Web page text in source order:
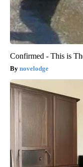
Confirmed - This is
novelodge